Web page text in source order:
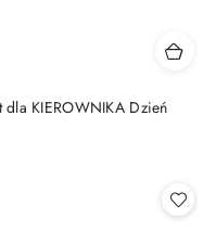
KIEROWNIKA Dzień